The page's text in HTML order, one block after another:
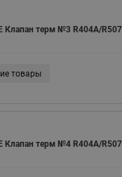
Клапан терм №3 R404A/
товары
Клапан терм №4 R404A/